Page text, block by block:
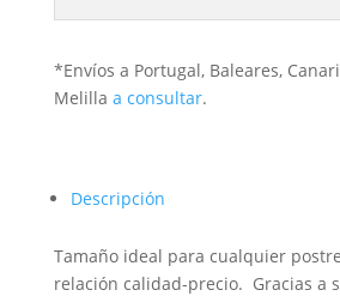
*Envíos a Portugal, Baleares,
Melilla a consultar.
Descripción
Tamaño ideal para cualquier
relación calidad-precio. Gracias a